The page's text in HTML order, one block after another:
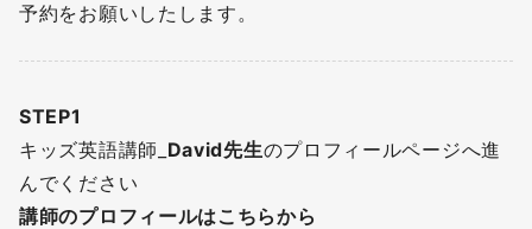
予約をお願いしたします。
STEP1
キッズ英語講師_ David先生のプロフィールページへ進
んでください
講師のプロフィールはこちらから